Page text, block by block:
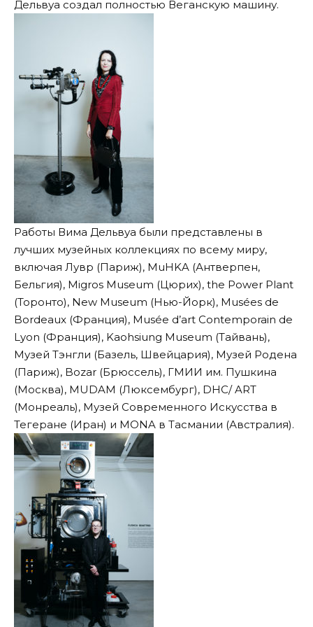
Дельвуа создал полностью Веганскую машину.
Работы Вима Дельвуа были представлены в
лучших музейных коллекциях по всему миру,
включая Лувр (Париж), MuHKA (Антверпен,
Бельгия), Migros Museum (Цюрих), the Power Plant
(Торонто), New Museum (Нью-Йорк), Musées de
Bordeaux (Франция), Musée d’art Contemporain de
Lyon (Франция), Kaohsiung Museum (Тайвань),
Музей Тэнгли (Базель, Швейцария), Музей Родена
(Париж), Bozar (Брюссель), ГМИИ им. Пушкина
(Москва), MUDAM (Люксембург), DHC/ ART
(Монреаль), Музей Современного Искусства в
Тегеране (Иран) и MONA в Тасмании (Австралия).